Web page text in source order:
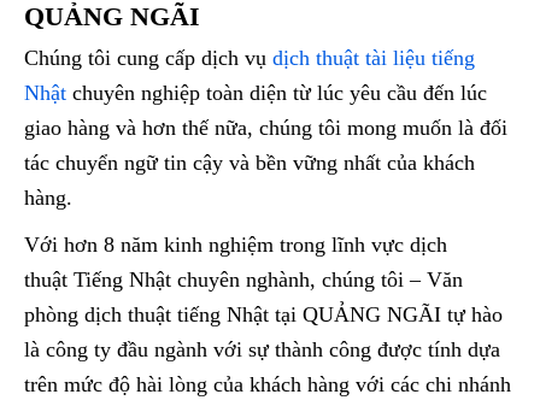
QUẢNG NGÃI
Chúng tôi cung cấp dịch vụ dịch thuật tài liệu tiếng
Nhật chuyên nghiệp toàn diện từ lúc yêu cầu đến lúc
giao hàng và hơn thế nữa, chúng tôi mong muốn là đối
tác chuyển ngữ tin cậy và bền vững nhất của khách
hàng.
Với hơn 8 năm kinh nghiệm trong lĩnh vực dịch
thuật Tiếng Nhật chuyên nghành, chúng tôi – Văn
phòng dịch thuật tiếng Nhật tại QUẢNG NGÃI tự hào
là công ty đầu ngành với sự thành công được tính dựa
trên mức độ hài lòng của khách hàng với các chi nhánh